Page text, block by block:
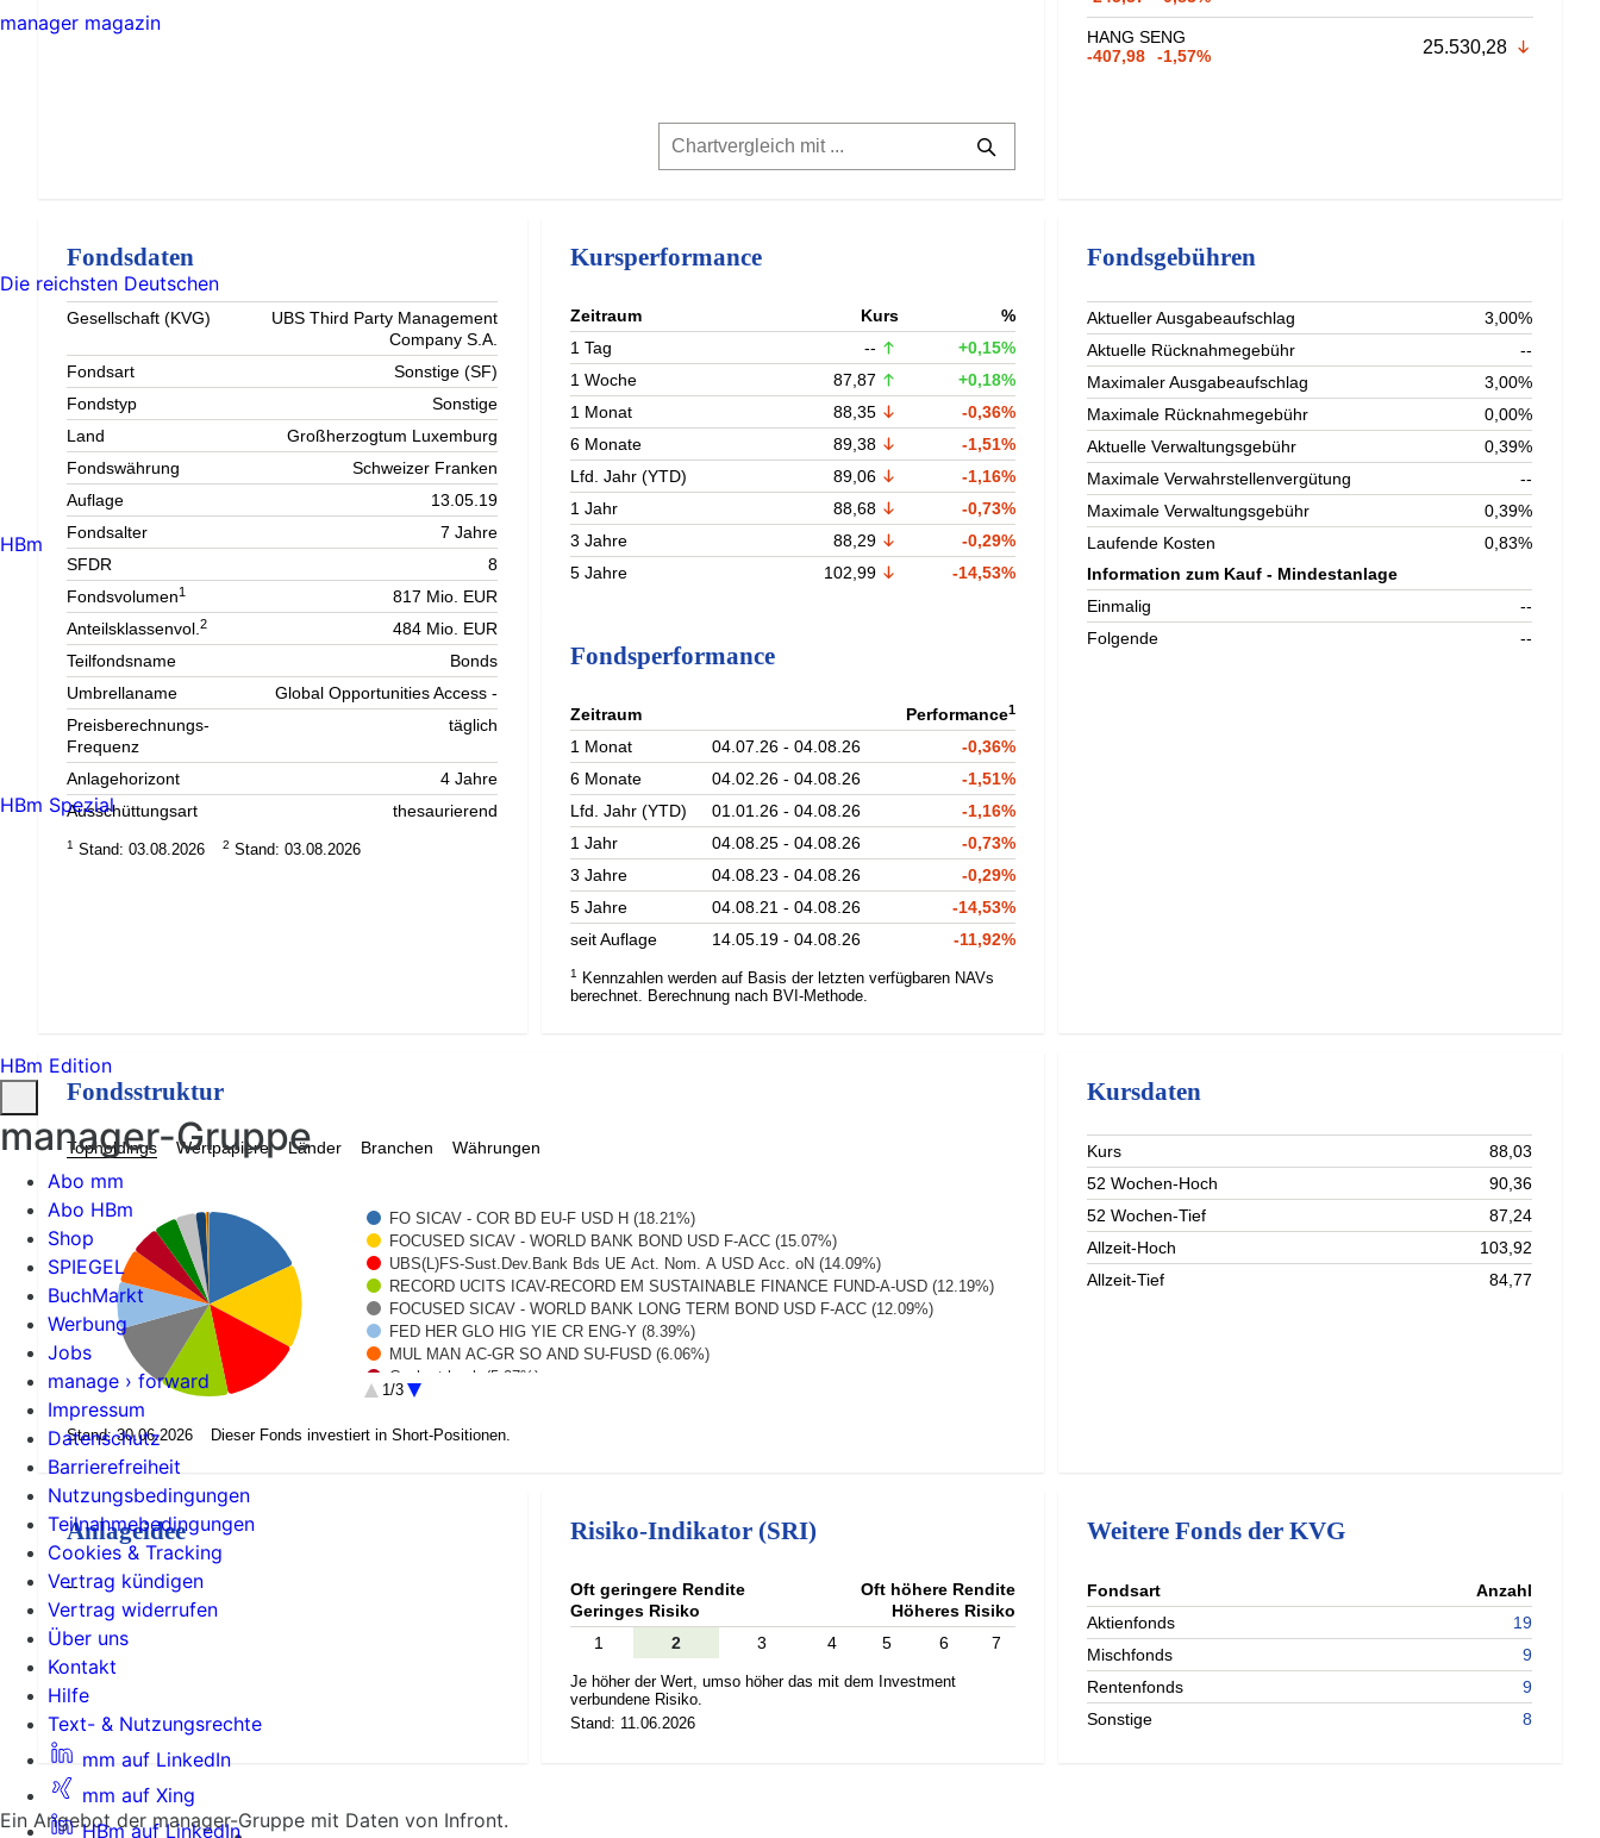
HANG SENG
-407,98
-1,57% 25.530,28
Fondsdaten
Gesellschaft (KVG)
UBS Third Party Management
Company S.A.
Fondsart
Sonstige (SF)
Fondstyp
Sonstige
Land
Großherzogtum Luxemburg
Fondswährung
Schweizer Franken
Auflage
13.05.19
Fondsalter
7 Jahre
SFDR
8
Fondsvolumen1
817 Mio. EUR
Anteilsklassenvol.2
484 Mio. EUR
Teilfondsname
Bonds
Umbrellaname
Global Opportunities Access -
Preisberechnungs-
Frequenz
täglich
Anlagehorizont
4 Jahre
Ausschüttungsart
thesaurierend
1 Stand: 03.08.2026 2 Stand: 03.08.2026
Kursperformance
Zeitraum Kurs
%
1 Tag
--
+0,15%
1 Woche
87,87
+0,18%
1 Monat
88,35
-0,36%
6 Monate
89,38
-1,51%
Lfd. Jahr (YTD)
89,06
-1,16%
1 Jahr
88,68
-0,73%
3 Jahre
88,29
-0,29%
5 Jahre
102,99 -14,53%
Fondsperformance
Zeitraum Performance1
1 Monat 04.07.26 - 04.08.26
-0,36%
6 Monate
04.02.26 - 04.08.26
-1,51%
Lfd. Jahr (YTD)
01.01.26 - 04.08.26
-1,16%
1 Jahr
04.08.25 - 04.08.26
-0,73%
3 Jahre
04.08.23 - 04.08.26
-0,29%
5 Jahre
04.08.21 - 04.08.26
-14,53%
seit Auflage
14.05.19 - 04.08.26 -11,92%
1
Kennzahlen werden auf Basis der letzten verfügbaren NAVs
berechnet. Berechnung nach BVI-Methode.
Fondsgebühren
Aktueller Ausgabeaufschlag
3,00%
Aktuelle Rücknahmegebühr
--
Maximaler Ausgabeaufschlag
3,00%
Maximale Rücknahmegebühr
0,00%
Aktuelle Verwaltungsgebühr
0,39%
Maximale Verwahrstellenvergütung
--
Maximale Verwaltungsgebühr
0,39%
Laufende Kosten
0,83%
Information zum Kauf - Mindestanlage
Einmalig
--
Folgende
--
Fondsstruktur
Topholdings Wertpapiere Länder Branchen Währungen
FO SICAV - COR BD EU-F USD H (18.21%)
FOCUSED SICAV - WORLD BANK BOND USD F-ACC (15.07%)
UBS(L)FS-Sust.Dev.Bank Bds UE Act. Nom. A USD Acc. oN (14.09%)
RECORD UCITS ICAV-RECORD EM SUSTAINABLE FINANCE FUND-A-USD (12.19%)
FOCUSED SICAV - WORLD BANK LONG TERM BOND USD F-ACC (12.09%)
FED HER GLO HIG YIE CR ENG-Y (8.39%)
MUL MAN AC-GR SO AND SU-FUSD (6.06%)
Cash at bank (5.07%)
FOCUSED SICAV-US CORPORATE BOND SUSTAIN USD F-ACC (4.16%)
PGIM INTRM DRN US CB-US D AC (1.79%)
AUST 3YR BOND FUT Sep26 (0.07%)
GBPUSD 100726 0.7452 (0%)
USDJPY 100726 160.04 (0%)
1/3
Stand: 30.06.2026 Dieser Fonds investiert in Short-Positionen.
Kursdaten
Kurs
88,03
52 Wochen-Hoch
90,36
52 Wochen-Tief
87,24
Allzeit-Hoch
103,92
Allzeit-Tief
84,77
Anlageidee
--
Risiko-Indikator (SRI)
Oft geringere Rendite
Geringes Risiko
Oft höhere Rendite
Höheres Risiko
1
2 3 4 5 6 7
Je höher der Wert, umso höher das mit dem Investment
verbundene Risiko.
Stand: 11.06.2026
Weitere Fonds der KVG
Fondsart
Anzahl
Aktienfonds
19
Mischfonds
9
Rentenfonds
9
Sonstige
8
Ein Angebot der manager-Gruppe mit Daten von Infront.
manager magazin
Die reichsten Deutschen
HBm
HBm Spezial
HBm Edition
manager-Gruppe
Abo mm
Abo HBm
Shop
SPIEGEL
BuchMarkt
Werbung
Jobs
manage › forward
Impressum
Datenschutz
Barrierefreiheit
Nutzungsbedingungen
Teilnahmebedingungen
Cookies & Tracking
Vertrag kündigen
Vertrag widerrufen
Über uns
Kontakt
Hilfe
Text- & Nutzungsrechte
mm auf LinkedIn
mm auf Xing
HBm auf LinkedIn